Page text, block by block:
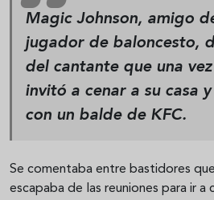
Magic Johnson, amigo
jugador de baloncesto,
del cantante que una
invitó a cenar a su casa
con un balde de KFC.
Se comentaba entre bastidores
escapaba de las reuniones para ir a